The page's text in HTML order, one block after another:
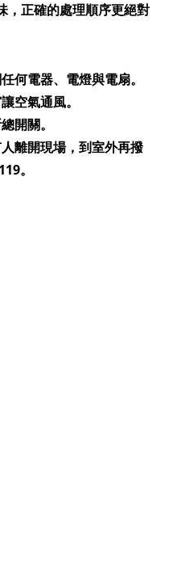
，正確的處理順序更絕對
何電器、電燈與電扇。
空氣通風。
開關。
離開現場，到室外再撥
。